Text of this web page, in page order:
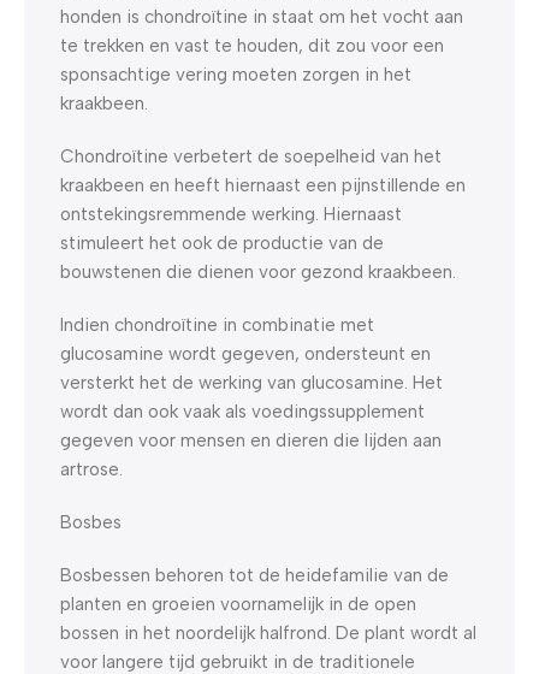
honden is chondroïtine in staat om het vocht aan
te trekken en vast te houden, dit zou voor een
sponsachtige vering moeten zorgen in het
kraakbeen.
Chondroïtine verbetert de soepelheid van het
kraakbeen en heeft hiernaast een pijnstillende en
ontstekingsremmende werking. Hiernaast
stimuleert het ook de productie van de
bouwstenen die dienen voor gezond kraakbeen.
Indien chondroïtine in combinatie met
glucosamine wordt gegeven, ondersteunt en
versterkt het de werking van glucosamine. Het
wordt dan ook vaak als voedingssupplement
gegeven voor mensen en dieren die lijden aan
artrose.
Bosbes
Bosbessen behoren tot de heidefamilie van de
planten en groeien voornamelijk in de open
bossen in het noordelijk halfrond. De plant wordt al
voor langere tijd gebruikt in de traditionele